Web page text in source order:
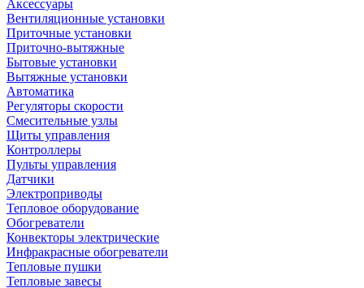
Аксессуары
Вентиляционные установки
Приточные установки
Приточно-вытяжные
Бытовые установки
Вытяжные установки
Автоматика
Регуляторы скорости
Смесительные узлы
Щиты управления
Контроллеры
Пульты управления
Датчики
Электроприводы
Тепловое оборудование
Обогреватели
Конвекторы электрические
Инфракрасные обогреватели
Тепловые пушки
Тепловые завесы